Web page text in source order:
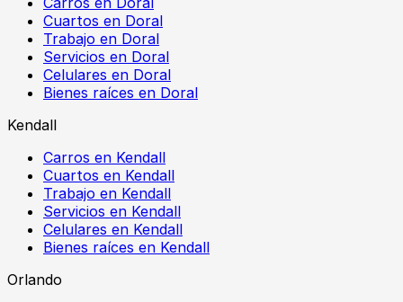
Cuartos en Doral
Trabajo en Doral
Servicios en Doral
Celulares en Doral
Bienes raíces en Doral
Kendall
Carros en Kendall
Cuartos en Kendall
Trabajo en Kendall
Servicios en Kendall
Celulares en Kendall
Bienes raíces en Kendall
Orlando